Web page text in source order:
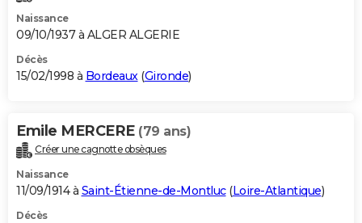
Naissance
09/10/1937 à ALGER ALGERIE
Décès
15/02/1998 à Bordeaux(Gironde)
Emile MERCERE (79 ans)
Créer une cagnotte obsèques
Naissance
11/09/1914 à Saint-Étienne-de-Montluc(Loire-Atlantique)
Décès